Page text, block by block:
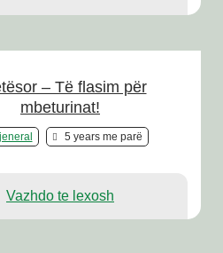
– Të flasim për
mbeturinat!
5 years me parë
Vazhdo te lexosh